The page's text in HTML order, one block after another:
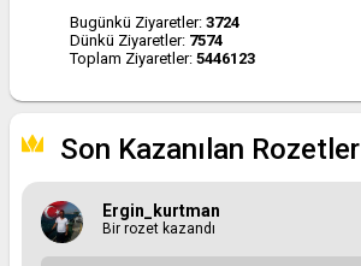
Bugünkü Ziyaretler: 3724
Dünkü Ziyaretler: 7574
Toplam Ziyaretler: 5446123
Son Kazanılan Rozetler
Ergin_kurtman
Bir rozet kazandı